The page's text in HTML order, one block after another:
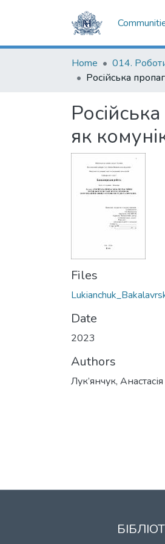
Home 014.
як
Files
Date
2023
Authors
Лук’янчук, Анастасія